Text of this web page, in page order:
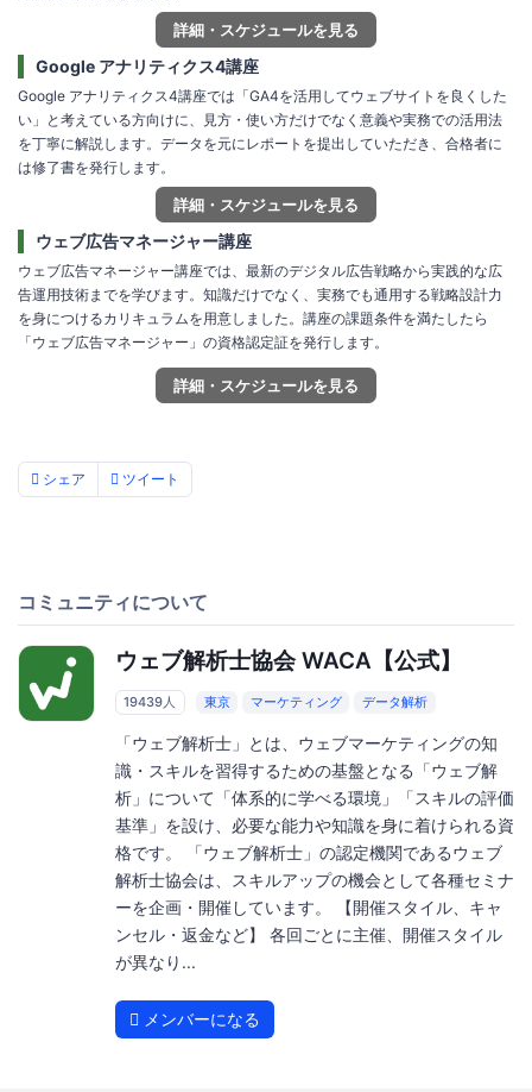
詳細・スケジュールを見る
Google アナリティクス4講座
Google アナリティクス4講座では「GA4を活用してウェブサイトを良くした
い」と考えている方向けに、見方・使い方だけでなく意義や実務での活用法
を丁寧に解説します。データを元にレポートを提出していただき、合格者に
は修了書を発行します。
詳細・スケジュールを見る
ウェブ広告マネージャー講座
ウェブ広告マネージャー講座では、最新のデジタル広告戦略から実践的な広
告運用技術までを学びます。知識だけでなく、実務でも通用する戦略設計力
を身につけるカリキュラムを用意しました。講座の課題条件を満たしたら
「ウェブ広告マネージャー」の資格認定証を発行します。
詳細・スケジュールを見る
シェア ツイート
コミュニティについて
ウェブ解析士協会 WACA【公式】
19439人 東京 マーケティング データ解析
「ウェブ解析士」とは、ウェブマーケティングの知
識・スキルを習得するための基盤となる「ウェブ解
析」について「体系的に学べる環境」「スキルの評価
基準」を設け、必要な能力や知識を身に着けられる資
格です。 「ウェブ解析士」の認定機関であるウェブ
解析士協会は、スキルアップの機会として各種セミナ
ーを企画・開催しています。 【開催スタイル、キャ
ンセル・返金など】 各回ごとに主催、開催スタイル
が異なり...
メンバーになる